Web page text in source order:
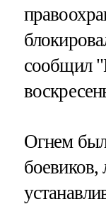
сообщил
Огнем
боевиков,